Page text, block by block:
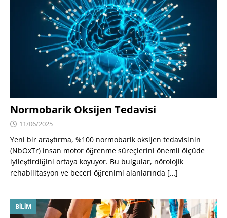
Normobarik Oksijen Tedavisi
11/06/2025
Yeni bir araştırma, %100 normobarik oksijen tedavisinin
(NbOxTr) insan motor öğrenme süreçlerini önemli ölçüde
iyileştirdiğini ortaya koyuyor. Bu bulgular, nörolojik
rehabilitasyon ve beceri öğrenimi alanlarında […]
BILIM